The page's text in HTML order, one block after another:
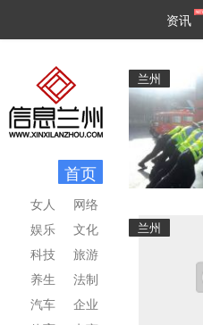
区县
资讯
首页
网络
文化
旅游
法制
企业
女人
娱乐
科技
养生
汽车
兰州
兰州